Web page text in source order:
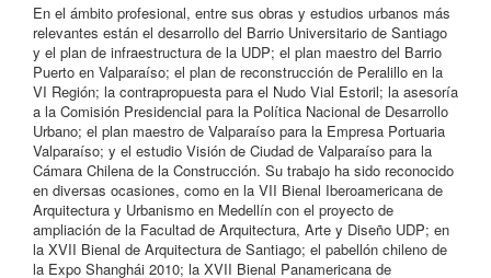
En el ámbito profesional, entre sus obras y estudios urbanos más
relevantes están el desarrollo del Barrio Universitario de Santiago
y el plan de infraestructura de la UDP; el plan maestro del Barrio
Puerto en Valparaíso; el plan de reconstrucción de Peralillo en la
VI Región; la contrapropuesta para el Nudo Vial Estoril; la asesoría
a la Comisión Presidencial para la Política Nacional de Desarrollo
Urbano; el plan maestro de Valparaíso para la Empresa Portuaria
Valparaíso; y el estudio Visión de Ciudad de Valparaíso para la
Cámara Chilena de la Construcción. Su trabajo ha sido reconocido
en diversas ocasiones, como en la VII Bienal Iberoamericana de
Arquitectura y Urbanismo en Medellín con el proyecto de
ampliación de la Facultad de Arquitectura, Arte y Diseño UDP; en
la XVII Bienal de Arquitectura de Santiago; el pabellón chileno de
la Expo Shanghái 2010; la XVII Bienal Panamericana de